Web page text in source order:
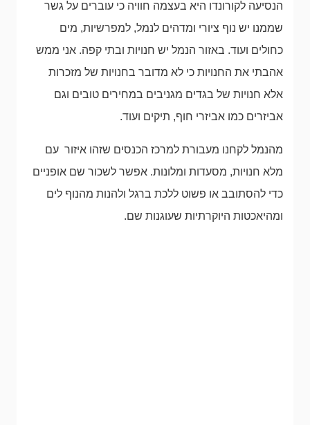
הנסיעה לקורונדו היא בעצמה חוויה כי עוברים על גשר
שממנו יש נוף ציורי ומדהים לנמל, למפרשיות, מים
כחולים ועוד. באזור הנמל יש חנויות ובתי קפה. אני ממש
אהבתי את החנויות כי לא מדובר בחנויות של מזכרות
אלא חנויות של בגדים מגניבים במחירים טובים וגם
אביזרים כמו אביזרי חוף, תיקים ועוד.
מהנמל לקחנו מעבורת למרכז הכנסים שזהו איזור עם
מלא חנויות, מסעדות ומלונות. אפשר לשכור שם אופניים
כדי להסתובב או פשוט ללכת ברגל ולהנות מהנוף לים
ומהיאכטות היוקרתיות שעוגנות שם.